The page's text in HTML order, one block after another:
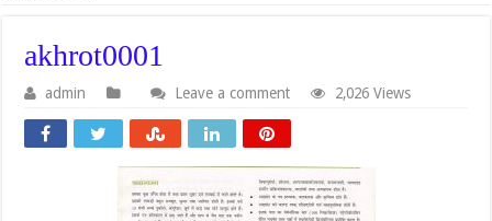
akhrot0001
admin Leave a comment 2,026 Views